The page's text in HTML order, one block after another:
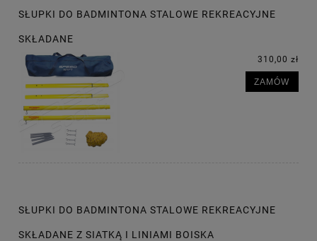
SŁUPKI DO BADMINTONA STALOWE REKREACYJNE
SKŁADANE
310,00 zł
ZAMÓW
SŁUPKI DO BADMINTONA STALOWE REKREACYJNE
SKŁADANE Z SIATKĄ I LINIAMI BOISKA